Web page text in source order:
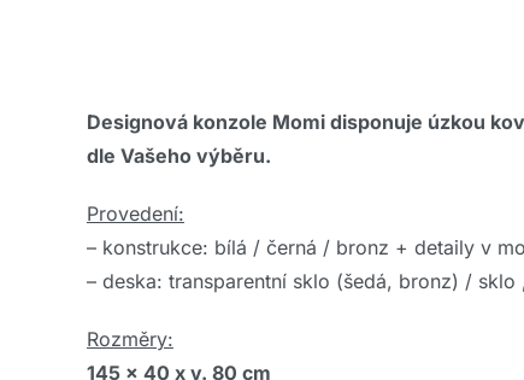
Designová konzole Momi disponuje úzkou
dle Vašeho výběru.
Provedení:
– konstrukce: bílá / černá / bronz + detaily v
– deska: transparentní sklo (šedá, bronz) /
Rozměry:
145 x 40 x v. 80 cm